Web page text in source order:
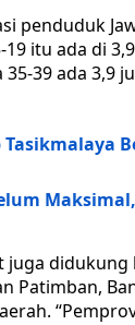
penduduk
itu ada di
39 ada 3,9
juga
Patimban,